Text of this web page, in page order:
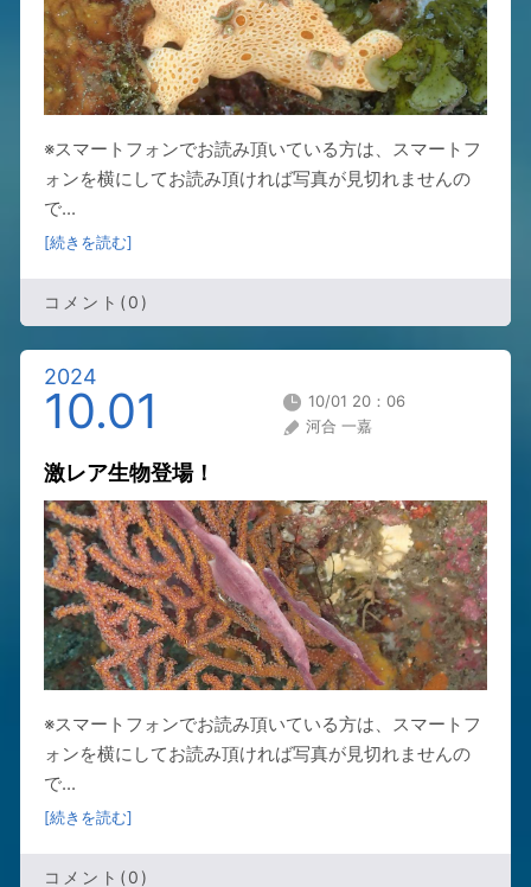
※スマートフォンでお読み頂いている方は、スマートフ
ォンを横にしてお読み頂ければ写真が見切れませんの
で...
[続きを読む]
コメント(0)
2024
10.01
10/01 20：06
河合 一嘉
激レア生物登場！
※スマートフォンでお読み頂いている方は、スマートフ
ォンを横にしてお読み頂ければ写真が見切れませんの
で...
[続きを読む]
コメント(0)